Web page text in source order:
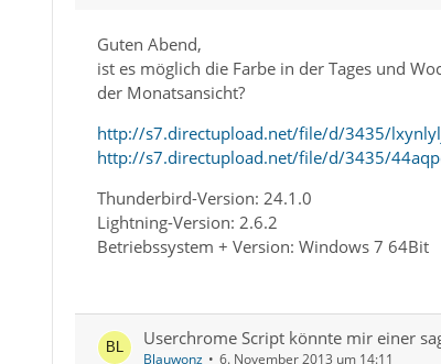
Guten Abend,
ist es möglich die Farbe in der Tages und
der Monatsansicht?
http://s7.directupload.net/file/d/3435/
http://s7.directupload.net/file/d/3435/
Thunderbird-Version: 24.1.0
Lightning-Version: 2.6.2
Betriebssystem + Version: Windows 7 64Bit
Userchrome Script könnte mir einer
Blauwonz 6. November 2013 um 14:11